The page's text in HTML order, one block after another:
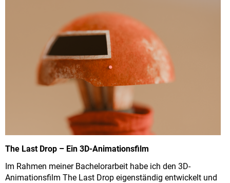
The Last Drop – Ein 3D-Animationsfilm
Im Rahmen meiner Bachelorarbeit habe ich den 3D-
Animationsfilm The Last Drop eigenständig entwickelt und